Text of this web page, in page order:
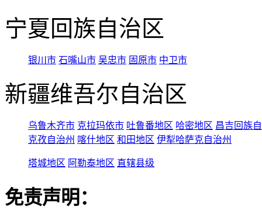
宁夏回族自治区
银川市 石嘴山市 吴忠市 固原市 中卫市
新疆维吾尔自治区
乌鲁木齐市 克拉玛依市 吐鲁番地区 哈密地区 昌吉回族
克孜自治州 喀什地区 和田地区 伊犁哈萨克自治州
塔城地区 阿勒泰地区 直辖县级
免责声明：